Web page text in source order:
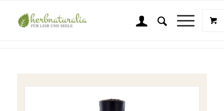
Shop
Sie sind hier: Startseite Wellness & Beauty
Ashleigh & Burwood